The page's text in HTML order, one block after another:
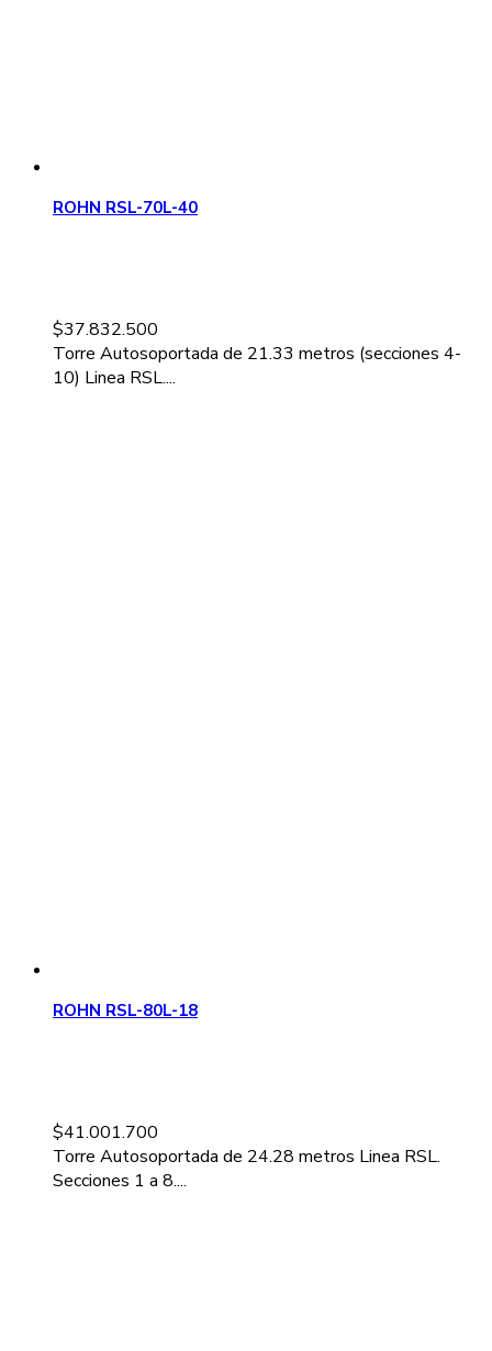
ROHN RSL-70L-40
$37.832.500
Torre Autosoportada de 21.33 metros (secciones 4-
10) Linea RSL....
ROHN RSL-80L-18
$41.001.700
Torre Autosoportada de 24.28 metros Linea RSL.
Secciones 1 a 8....